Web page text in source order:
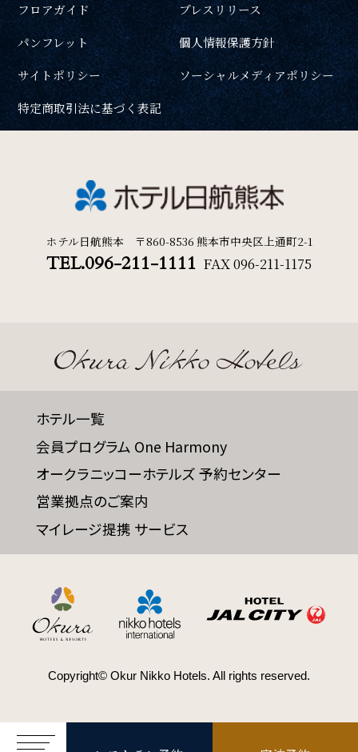
Sightseeing
周辺観光
Gallery
フォトギャラリー
One Harmony
FAQ
SDGs
SDGsへの取り組み
Recruit
Contact
オンラインショップ
一部屋あたりのご利用人数
フロアガイド
プレスリリース
パンフレット
個人情報保護方針
サイトポリシー
ソーシャルメディアポリシー
特定商取引法に基づく表記
ホテル日航熊本 〒860-8536 熊本市中央区上通町2-1
TEL.096-211-1111 FAX096-211-1175
ホテル一覧
会員プログラム One Harmony
オークラニッコーホテルズ 予約センター
営業拠点のご案内
マイレージ提携 サービス
Copyright© Okur Nikko Hotels. All rights reserved.